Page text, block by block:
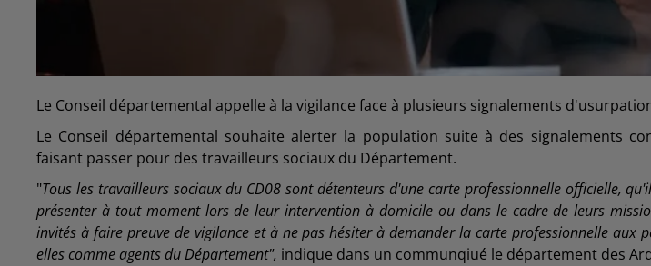
Le Conseil départemental appelle à la vigilance face à plusieurs signalements
Le Conseil départemental souhaite alerter la population suite à des signalements
faisant passer pour des travailleurs sociaux du Département.
"Tous les travailleurs sociaux du CD08 sont détenteurs d'une carte professionnelle officielle,
présenter à tout moment lors de leur intervention à domicile ou dans le cadre de leurs
invités à faire preuve de vigilance et à ne pas hésiter à demander la carte professionnelle aux
elles comme agents du Département", indique dans un communqiué le département des